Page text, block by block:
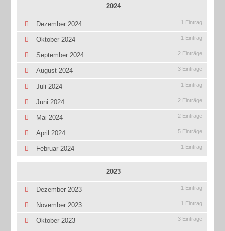
2024
Dezember 2024 1 Eintrag
Oktober 2024 1 Eintrag
September 2024 2 Einträge
August 2024 3 Einträge
Juli 2024 1 Eintrag
Juni 2024 2 Einträge
Mai 2024 2 Einträge
April 2024 5 Einträge
Februar 2024 1 Eintrag
2023
Dezember 2023 1 Eintrag
November 2023 1 Eintrag
Oktober 2023 3 Einträge